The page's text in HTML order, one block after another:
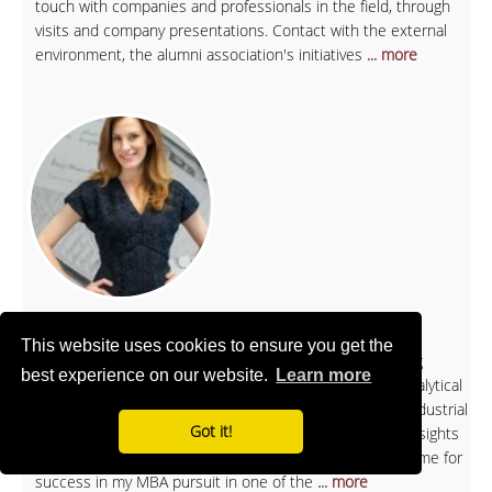
This website uses cookies to ensure you get the
best experience on our website.
Learn more
Got it!
touch with companies and professionals in the field, through
visits and company presentations. Contact with the external
environment, the alumni association's initiatives ... more
The MSc in Economic Theory enabled me to build strong
foundation in theoretical economics and sharpen my analytical
skills. More specifically, courses like Microeconomics, Industrial
Organization and Corporate Finance not only gave me insights
on corporate strategy and business tools, they also set me for
success in my MBA pursuit in one of the... more